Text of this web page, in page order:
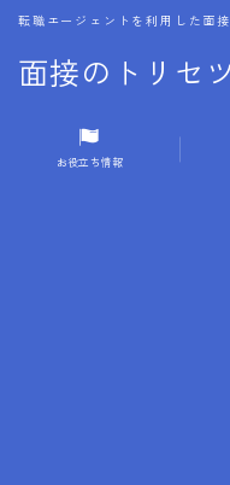
面接のトリセツ
転職エージェントを利用した面
MENU
1.成功する面接戦略
お役立ち情報